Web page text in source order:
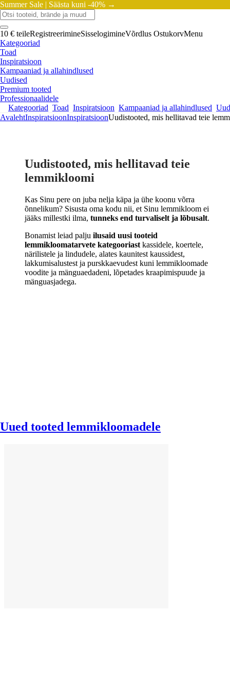
Summer Sale | Säästa kuni -40% →
10 € teileRegistreerimineSisselogimineVõrdlus OstukorvMenu
Kategooriad
Toad
Inspiratsioon
Kampaaniad ja allahindlused
Uudised
Premium tooted
Professionaalidele
Kategooriad Toad Inspiratsioon Kampaaniad ja allahindlused
AvalehtInspiratsioonInspiratsioonUudistooted, mis hellitavad teie
Uudistooted, mis hellitavad teie
lemmikloomi
Kas Sinu pere on juba nelja käpa ja ühe koonu võrra
õnnelikum? Sisusta oma kodu nii, et Sinu lemmikloom ei
jääks millestki ilma, tunneks end turvaliselt ja lõbusalt.
Bonamist leiad palju ilusaid uusi tooteid
lemmikloomatarvete kategooriast kassidele, koertele,
närilistele ja lindudele, alates kaunitest kaussidest,
lakkumisalustest ja purskkaevudest kuni lemmikloomade
voodite ja mänguaedadeni, lõpetades kraapimispuude ja
mänguasjadega.
Uued tooted lemmikloomadele